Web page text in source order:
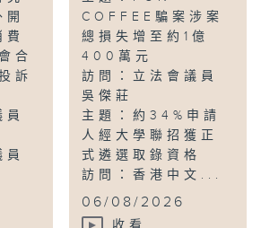
費
合
訴
員
員
COFFEE騙案涉案
總損失增至約1億
400萬元
訪問：立法會議員
吳傑莊
主題：約34%申請
人經大學聯招獲正
式遴選取錄資格
訪問：香港中文...
06/08/2026